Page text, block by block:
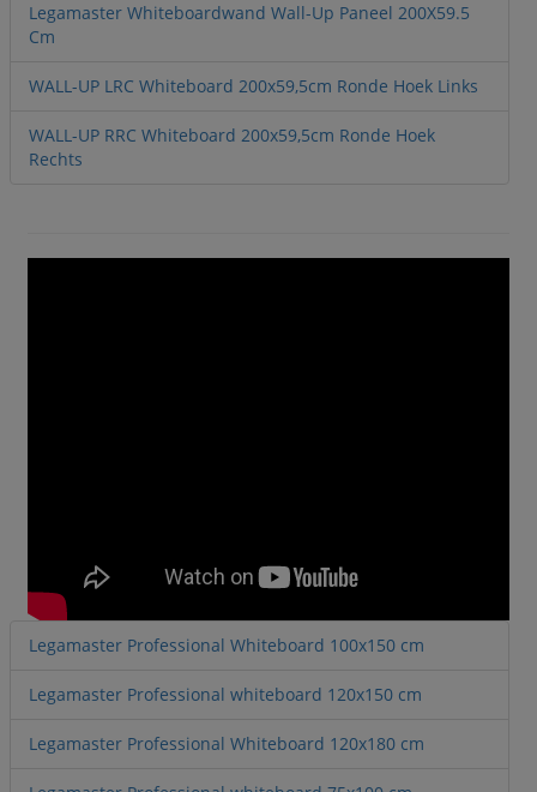
Legamaster Whiteboardwand Wall-Up Paneel 200X59.5
Cm
WALL-UP LRC Whiteboard 200x59,5cm Ronde Hoek Links
WALL-UP RRC Whiteboard 200x59,5cm Ronde Hoek
Rechts
Legamaster Professional Whiteboard 100x150 cm
Legamaster Professional whiteboard 120x150 cm
Legamaster Professional Whiteboard 120x180 cm